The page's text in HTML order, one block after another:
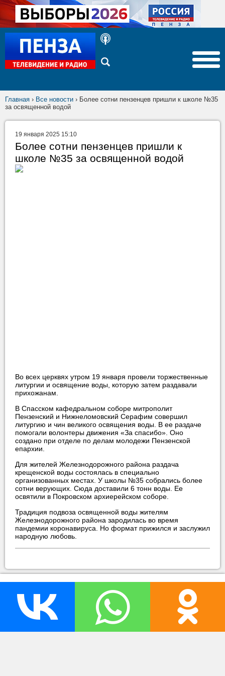
Главная › Все новости › Более сотни пензенцев пришли к школе №35
за освященной водой
19 января 2025 15:10
Более сотни пензенцев пришли к
школе №35 за освященной водой
Во всех церквях утром 19 января провели торжественные
литургии и освящение воды, которую затем раздавали
прихожанам.
В Спасском кафедральном соборе митрополит
Пензенский и Нижнеломовский Серафим совершил
литургию и чин великого освящения воды. В ее раздаче
помогали волонтеры движения «За спасибо». Оно
создано при отделе по делам молодежи Пензенской
епархии.
Для жителей Железнодорожного района раздача
крещенской воды состоялась в специально
организованных местах. У школы №35 собрались более
сотни верующих. Сюда доставили 6 тонн воды. Ее
освятили в Покровском архиерейском соборе.
Традиция подвоза освященной воды жителям
Железнодорожного района зародилась во время
пандемии коронавируса. Но формат прижился и заслужил
народную любовь.
прислать новость
нашли ошибку